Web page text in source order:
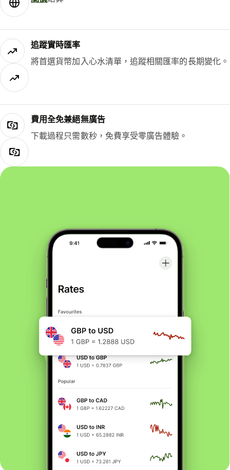
追蹤實時匯率
將首選貨幣加入心水清單，追蹤相關匯率的長期變化。
費用全免兼絕無廣告
下載過程只需數秒，免費享受零廣告體驗。